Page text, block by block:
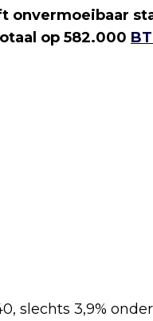
onvermoeibaar
op 582.000
slechts 3,9%